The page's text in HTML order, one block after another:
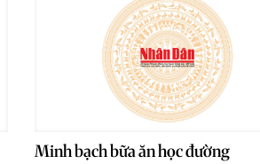
Minh bạch bữa ăn học đường